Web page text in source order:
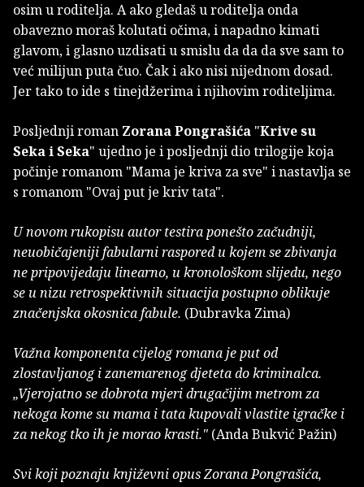
osim u roditelja. A ako gledaš u roditelja onda
obavezno moraš kolutati očima, i napadno kimati
glavom, i glasno uzdisati u smislu da da da sve sam to
već milijun puta čuo. Čak i ako nisi nijednom dosad.
Jer tako to ide s tinejdžerima i njihovim roditeljima.
Posljednji roman Zorana Pongrašića "Krive su
Seka i Seka" ujedno je i posljednji dio trilogije koja
počinje romanom "Mama je kriva za sve" i nastavlja se
s romanom "Ovaj put je kriv tata".
U novom rukopisu autor testira ponešto začudniji,
neuobičajeniji fabularni raspored u kojem se zbivanja
ne pripovijedaju linearno, u kronološkom slijedu, nego
se u nizu retrospektivnih situacija postupno oblikuje
značenjska okosnica fabule. (Dubravka Zima)
Važna komponenta cijelog romana je put od
zlostavljanog i zanemarenog djeteta do kriminalca.
„Vjerojatno se dobrota mjeri drugačijim metrom za
nekoga kome su mama i tata kupovali vlastite igračke i
za nekog tko ih je morao krasti." (Anda Bukvić Pažin)
Svi koji poznaju književni opus Zorana Pongrašića,